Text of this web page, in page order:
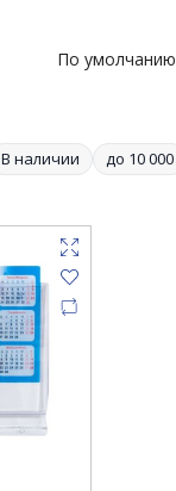
По умолчанию
В наличии до 10 000